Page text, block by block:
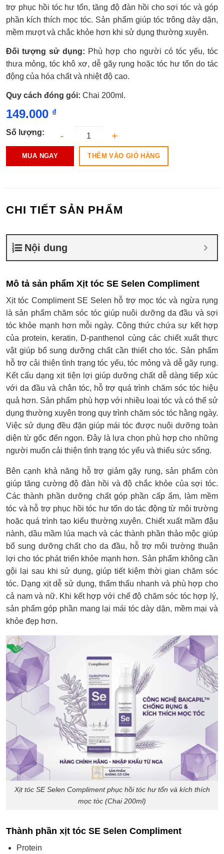
trợ phục hồi tóc hư tổn, tăng độ đàn hồi cho sợi tóc và góp
phần kích thích mọc tóc. Sản phẩm giúp tóc trông dày dặn,
mềm mượt và chắc khỏe hơn khi sử dụng thường xuyên.
Đối tượng sử dụng: Phù hợp cho người có tóc yếu, tóc
thưa mỏng, tóc khô xơ, dễ gãy rụng hoặc tóc hư tổn do tác
động của hóa chất và nhiệt độ cao.
Quy cách đóng gói: Chai 200ml.
149.000 ₫
Số lượng:
MUA NGAY THÊM VÀO GIỎ HÀNG
CHI TIẾT SẢN PHẨM
Nội dung
Mô tả sản phẩm Xịt tóc SE Selen Compliment
Xịt tóc Compliment SE Selen hỗ trợ mọc tóc và ngừa rụng
là sản phẩm chăm sóc tóc giúp nuôi dưỡng da đầu và sợi
tóc khỏe mạnh hơn mỗi ngày. Công thức chứa sự kết hợp
của protein, keratin, D-panthenol cùng các chiết xuất thực
vật giúp bổ sung dưỡng chất cần thiết cho tóc. Sản phẩm
hỗ trợ cải thiện tình trạng tóc yếu, tóc mỏng và dễ gãy rụng.
Kết cấu dạng xịt tiện lợi giúp dưỡng chất dễ dàng tiếp xúc
với da đầu và chân tóc, hỗ trợ quá trình chăm sóc tóc hiệu
quả hơn. Sản phẩm phù hợp với nhiều loại tóc và có thể sử
dụng thường xuyên trong quy trình chăm sóc tóc hằng ngày.
Việc sử dụng đều đặn giúp mái tóc được nuôi dưỡng toàn
diện từ gốc đến ngọn. Đây là lựa chọn phù hợp cho những
người muốn cải thiện tình trạng tóc yếu và thiếu sức sống.
Bên cạnh khả năng hỗ trợ giảm gãy rụng, sản phẩm còn
giúp tăng cường độ đàn hồi và độ chắc khỏe của sợi tóc.
Các thành phần dưỡng chất góp phần cấp ẩm, làm mềm
tóc và hỗ trợ phục hồi tóc hư tổn do tác động từ môi trường
hoặc quá trình tạo kiểu thường xuyên. Chiết xuất mầm đậu
nành, dầu mầm lúa mạch và các thành phần thảo mộc giúp
bổ sung dưỡng chất cho da đầu, hỗ trợ môi trường thuận
lợi cho tóc phát triển khỏe mạnh hơn. Sản phẩm không cần
gội lại sau khi sử dụng, giúp tiết kiệm thời gian chăm sóc
tóc. Dạng xịt dễ sử dụng, thẩm thấu nhanh và phù hợp cho
cả nam và nữ. Khi kết hợp với chế độ chăm sóc tóc hợp lý,
sản phẩm góp phần mang lại mái tóc dày dặn, mềm mại và
khỏe đẹp hơn.
Xịt tóc SE Selen Compliment phục hồi tóc hư tổn và kích thích
mọc tóc (Chai 200ml)
Thành phần xịt tóc SE Selen Compliment
Protein